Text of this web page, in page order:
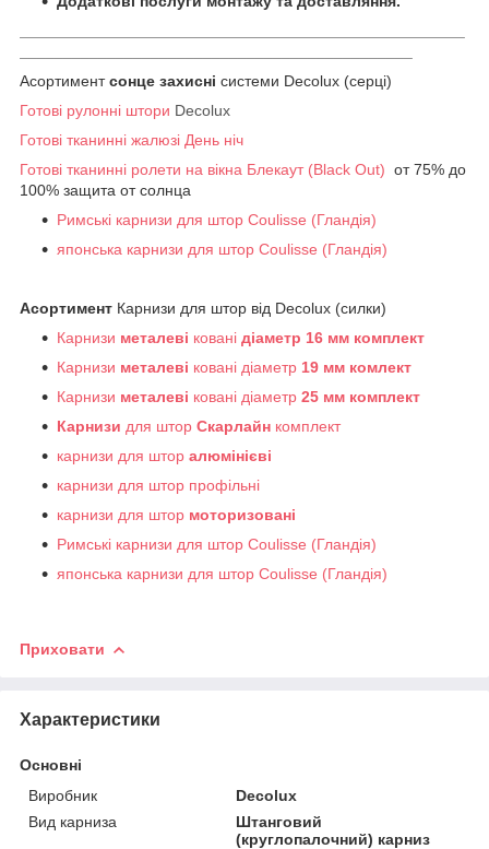
Асортиментсонце захисні системи Decolux (серці)
Готові рулонні штори Decolux
Готові тканинні жалюзі День ніч
Готові тканинні ролети на вікна Блекаут (Black Out) от 75% до
100% защита от солнца
Римські карнизи для штор Coulisse (Гландія)
японська карнизи для штор Coulisse (Гландія)
Асортимент Карнизи для штор від Decolux (силки)
Карнизи металеві ковані діаметр 16 мм комплект
Карнизи металеві ковані діаметр 19 мм комлект
Карнизи металеві ковані діаметр 25 мм комплект
Карнизи для штор Скарлайн комплект
карнизи для штор алюмінієві
карнизи для штор профільні
карнизи для штор моторизовані
Римські карнизи для штор Coulisse (Гландія)
японська карнизи для штор Coulisse (Гландія)
Приховати
Характеристики
Основні
Виробник
Decolux
Вид карниза
Штанговий
(круглопалочний) карниз